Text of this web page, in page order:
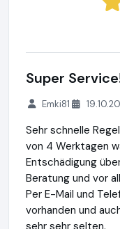
Super
Emki81
Sehr schnelle
von 4 Werktagen
Entschädigung
Beratung und vor
Per E-Mail und
vorhanden und
sehr sehr selten.